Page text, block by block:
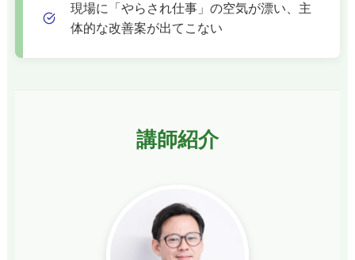
現場に「やらされ仕事」の空気が漂い、主
体的な改善案が出てこない
講師紹介